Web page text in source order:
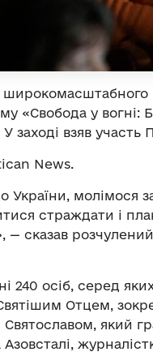
широкомасштабного
«Свобода у вогні:
У заході взяв
News.
молімося
страждати і
— сказав
240 осіб, серед яких
Отцем,
Святославом, який